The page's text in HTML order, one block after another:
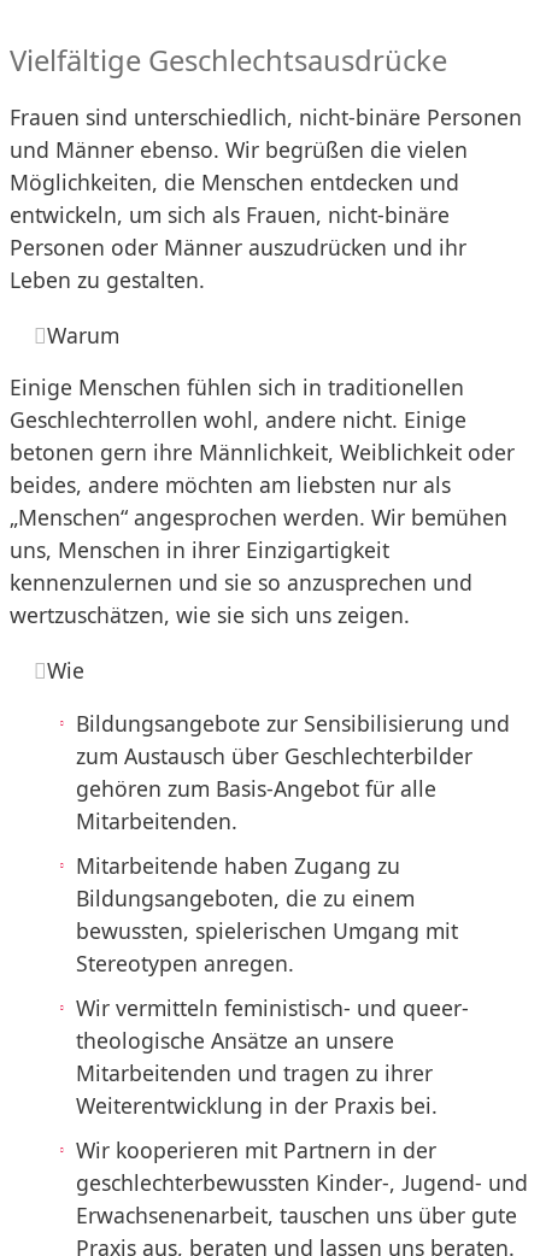
Vielfältige Geschlechtsausdrücke
Frauen sind unterschiedlich, nicht-binäre Personen
und Männer ebenso. Wir begrüßen die vielen
Möglichkeiten, die Menschen entdecken und
entwickeln, um sich als Frauen, nicht-binäre
Personen oder Männer auszudrücken und ihr
Leben zu gestalten.
Warum
Einige Menschen fühlen sich in traditionellen
Geschlechterrollen wohl, andere nicht. Einige
betonen gern ihre Männlichkeit, Weiblichkeit oder
beides, andere möchten am liebsten nur als
„Menschen“ angesprochen werden. Wir bemühen
uns, Menschen in ihrer Einzigartigkeit
kennenzulernen und sie so anzusprechen und
wertzuschätzen, wie sie sich uns zeigen.
Wie
Bildungsangebote zur Sensibilisierung und
zum Austausch über Geschlechterbilder
gehören zum Basis-Angebot für alle
Mitarbeitenden.
Mitarbeitende haben Zugang zu
Bildungsangeboten, die zu einem
bewussten, spielerischen Umgang mit
Stereotypen anregen.
Wir vermitteln feministisch- und queer-
theologische Ansätze an unsere
Mitarbeitenden und tragen zu ihrer
Weiterentwicklung in der Praxis bei.
Wir kooperieren mit Partnern in der
geschlechterbewussten Kinder-, Jugend- und
Erwachsenenarbeit, tauschen uns über gute
Praxis aus, beraten und lassen uns beraten.